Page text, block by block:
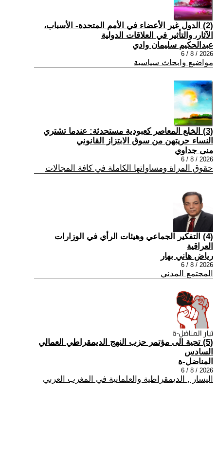
(2) الدول غير الأعضاء في الأمم المتحدة- الأسباب،
الآثار، والتأثير في العلاقات الدولية
عبدالحكيم سليمان وادي
2026 / 8 / 6
مواضيع وابحاث سياسية
(3) الخلع المعاصر كعبودية مستحدثة: عندما تشتري
النساء حريتهن من سوق الابتزاز القانوني
منى جداوي
2026 / 8 / 6
حقوق المراة ومساواتها الكاملة في كافة المجالات
(4) التفكير الجماعي وهيئات الرأي في الوزارات
العراقية
رياض هاني بهار
2026 / 8 / 6
المجتمع المدني
(5) تحية الى مؤتمر حزب النهج الديمقراطي العمالي
السادس
المناضل-ة
2026 / 8 / 6
اليسار , الديمقراطية والعلمانية في المغرب العربي